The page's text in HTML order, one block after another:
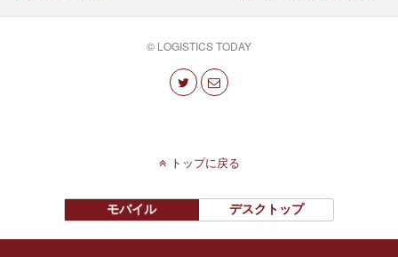
© LOGISTICS TODAY
トップに戻る
モバイル デスクトップ